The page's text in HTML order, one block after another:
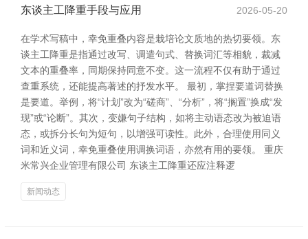
东谈主工降重手段与应用 2026-05-20
在学术写稿中，幸免重叠内容是栽培论文质地的热切要领。东
谈主工降重是指通过改写、调遣句式、替换词汇等相貌，裁减
文本的重叠率，同期保持同意不变。这一流程不仅有助于通过
查重系统，还能提高著述的抒发水平。 最初，掌捏要道词替换
是要道。举例，将“计划”改为“磋商”、“分析”，将“搁置”换成“发
现”或“论断”。其次，变嫌句子结构，如将主动语态改为被迫语
态，或拆分长句为短句，以增强可读性。此外，合理使用同义
词和近义词，幸免重叠使用调换词语，亦然有用的要领。 重庆
米常兴企业管理有限公司 东谈主工降重还应注释逻
新闻动态